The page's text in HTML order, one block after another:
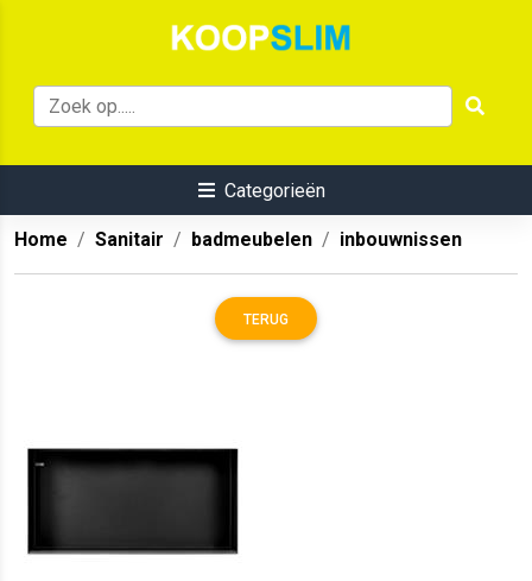
Categorieën
Home Sanitair badmeubelen inbouwnissen
TERUG